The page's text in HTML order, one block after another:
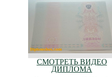
СМОТРЕТЬ ВИДЕО
ДИПЛОМА